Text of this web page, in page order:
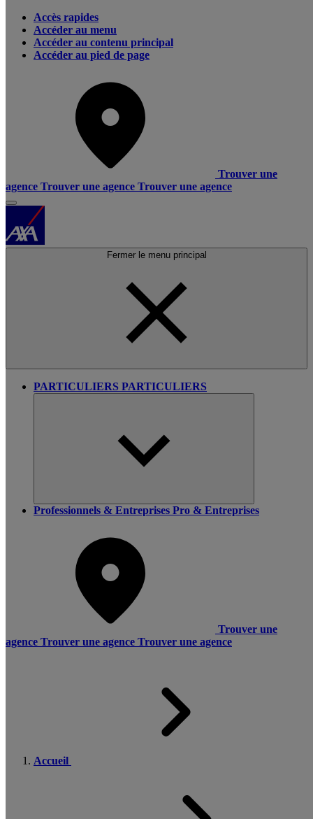
Accès rapides
Accéder au menu
Accéder au contenu principal
Accéder au pied de page
Trouver une
agence Trouver une agence Trouver une agence
Fermer le menu principal
PARTICULIERS PARTICULIERS
Professionnels & Entreprises Pro & Entreprises
Trouver une
agence Trouver une agence Trouver une agence
Accueil